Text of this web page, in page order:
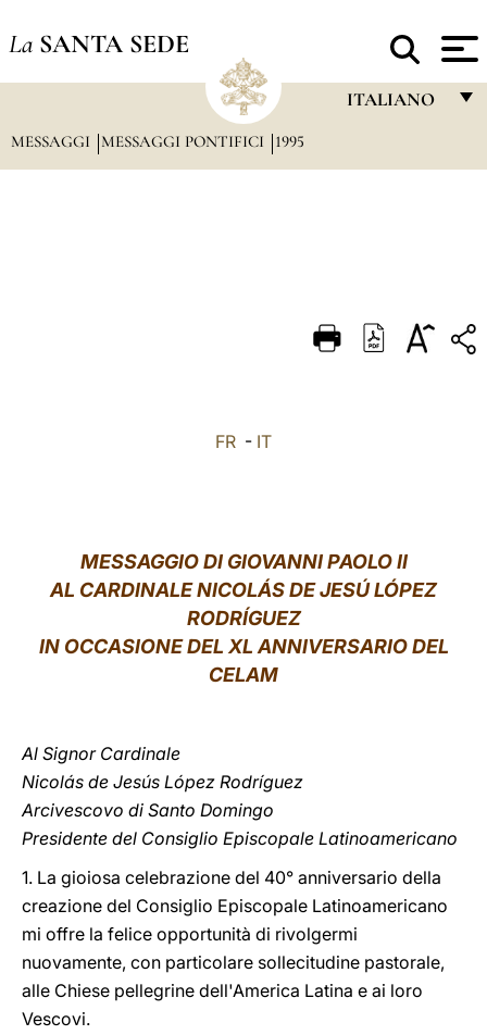
La SANTA SEDE
ITALIANO
DEUTSCH
MESSAGGI MESSAGGI PONTIFICI 1995
FR - IT
MESSAGGIODI GIOVANNI PAOLO II
AL CARDINALE NICOLÁS DE JESÚ LÓPEZ
RODRÍGUEZ
IN OCCASIONE DEL XL ANNIVERSARIO DEL
CELAM
Al Signor Cardinale
Nicolás de Jesús López Rodríguez
Arcivescovo di Santo Domingo
Presidente del Consiglio Episcopale Latinoamericano
1. La gioiosa celebrazione del 40° anniversario della
creazione del Consiglio Episcopale Latinoamericano
mi offre la felice opportunità di rivolgermi
nuovamente, con particolare sollecitudine pastorale,
alle Chiese pellegrine dell'America Latina e ai loro
Vescovi.